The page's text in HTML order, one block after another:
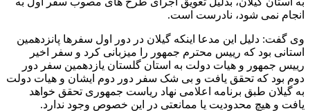
انجام نمی شود، نادرست است.
وی گفت: دلیل این مدعا اینکه گیلان در دور اول سفرها پانزدهمین
استانی بود که رییس محترم جمهور را میزبانی کرد و سفر اخیر
رییس جمهور و هیات دولت به استان گلستان یازدهمین سفر دور
دوم بود که تحقق یافت و بی شک سفر دور دوم ایشان و هیات دولت
به گیلان طبق برنامه اعلامی نهاد ریاست جمهوری تحقق خواهد
یافت و هیچ محدودیت یا ممانعتی در این خصوص وجود ندارد.